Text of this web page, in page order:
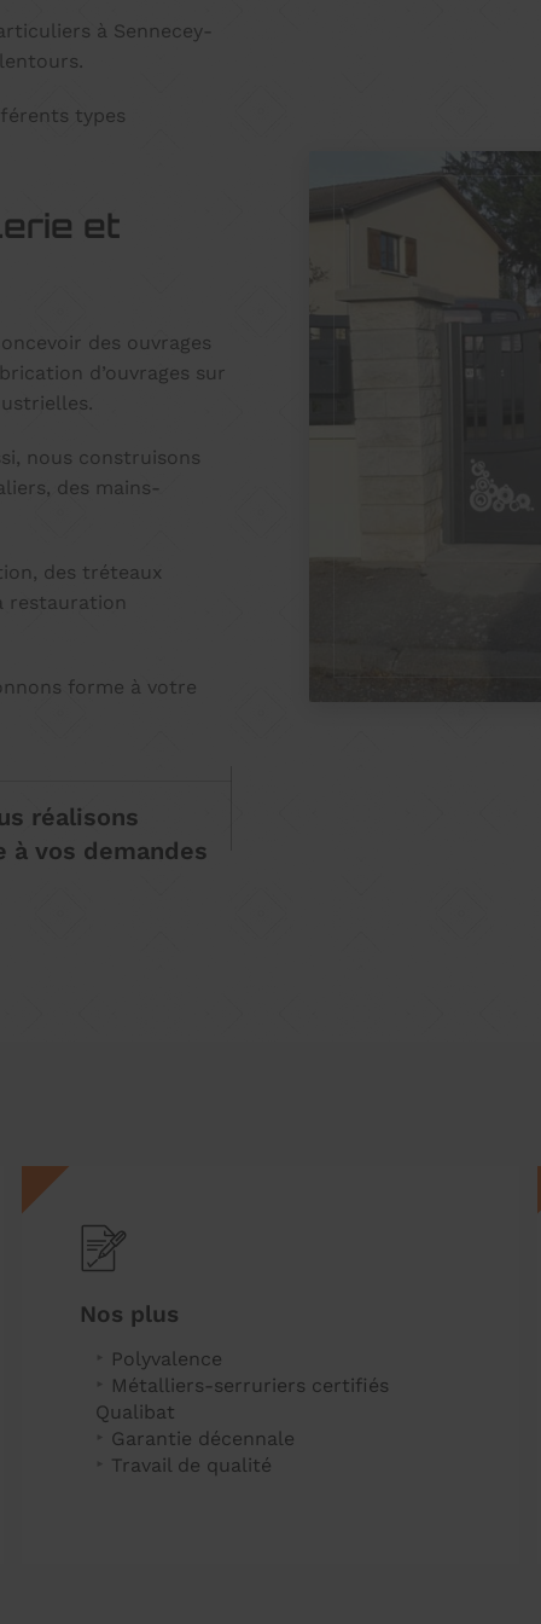
à Sennecey-
types
et
des ouvrages
d’ouvrages sur
nous construisons
des mains-
des tréteaux
restauration
forme à votre
réalisons
vos demandes
Nos plus
Polyvalence
Métalliers-serruriers certifiés
Qualibat
Garantie décennale
Travail de qualité